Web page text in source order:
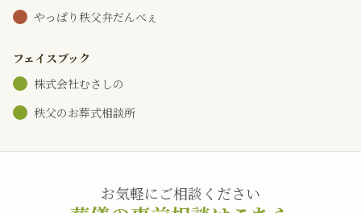
やっぱり秩父弁だんべぇ
フェイスブック
株式会社むさしの
秩父のお葬式相談所
お気軽にご相談ください